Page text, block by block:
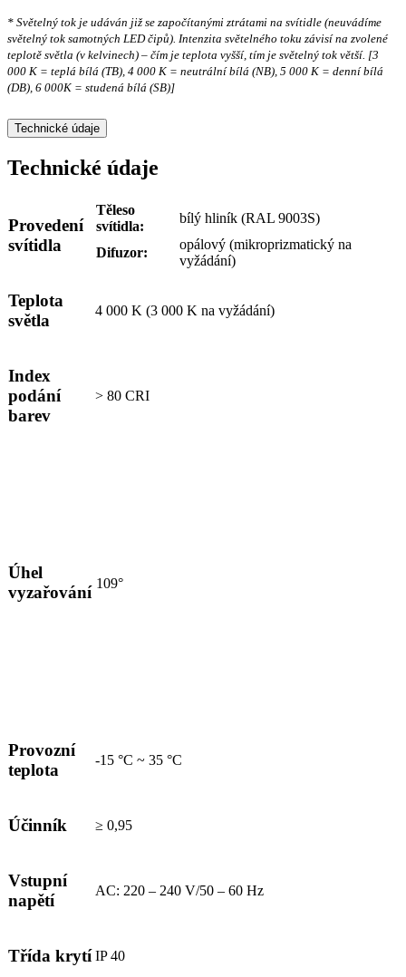
* Světelný tok je udáván již se započítanými ztrátami na svítidle (neuvádíme
světelný tok samotných LED čipů). Intenzita světelného toku závisí na zvolené
teplotě světla (v kelvinech) – čím je teplota vyšší, tím je světelný tok větší. [3
000 K = teplá bílá (TB), 4 000 K = neutrální bílá (NB), 5 000 K = denní bílá
(DB), 6 000K = studená bílá (SB)]
Technické údaje
Technické údaje
Provedení
svítidla
Těleso
svítidla:
bílý hliník (RAL 9003S)
Difuzor:
opálový (mikroprizmatický na
vyžádání)
Teplota
světla
4 000 K (3 000 K na vyžádání)
Index
podání
barev
> 80 CRI
Úhel
vyzařování
109°
Provozní
teplota
-15 °C ~ 35 °C
Účinník ≥ 0,95
Vstupní
napětí
AC: 220 – 240 V/50 – 60 Hz
Třída krytí IP 40